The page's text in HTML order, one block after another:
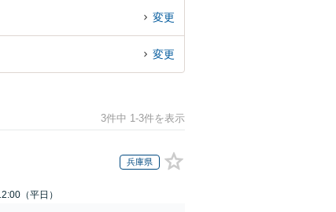
変更
変更
3件中 1-3件を表示
兵庫県
（平日）